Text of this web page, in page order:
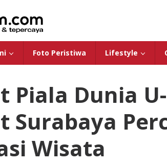
Foto Peristiwa Lifestyle
Piala Dunia
Surabaya
Wisata